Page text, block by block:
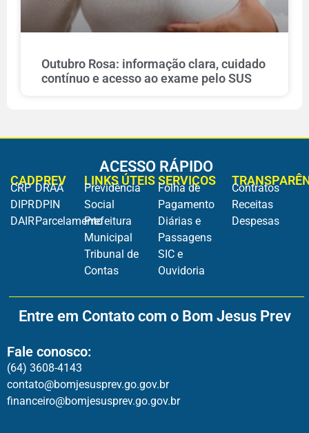
Outubro Rosa: informação clara, cuidado
contínuo e acesso ao exame pelo SUS
ACESSO RÁPIDO
CADPREV
CRP
DIPR
DAIR
DRAA
DPIN
Parcelamento
LINKS ÚTEIS
Previdência
Social
Prefeitura
Municipal
Tribunal de
Contas
SERVIÇOS
Folha de
Pagamento
Diárias e
Passagens
SIC e
Ouvidoria
Contratos
Receitas
Despesas
Entre em Contato com o Bom Jesus Prev
Fale conosco:
(64) 3608-4143
contato@bomjesusprev.go.gov.br
financeiro@bomjesusprev.go.gov.br